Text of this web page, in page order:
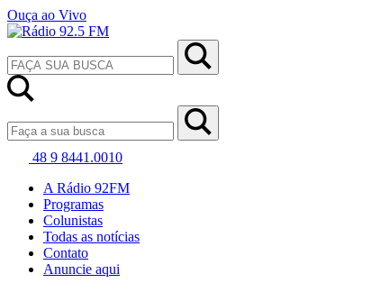
Ouça ao Vivo
48 9 8441.0010
A Rádio 92FM
Programas
Colunistas
Todas as notícias
Contato
Anuncie aqui